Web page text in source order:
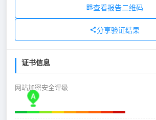
查看报告二维码
分享验证结果
证书信息
网站加密安全评级